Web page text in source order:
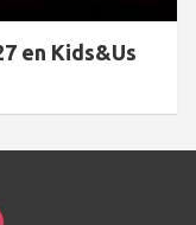
en Kids&Us